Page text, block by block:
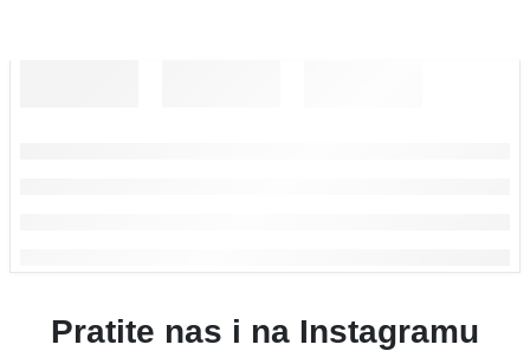
Pratite nas i na Instagramu